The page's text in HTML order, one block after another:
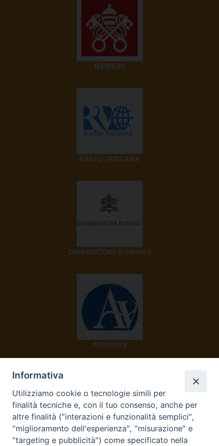
NEWS.VA
RADIO VATICANA
OSSERVATORE ROMANO
AVVENIRE
TV 2000
Informativa
Utilizziamo cookie o tecnologie simili per
finalità tecniche e, con il tuo consenso, anche per
altre finalità ("interazioni e funzionalità semplici",
"miglioramento dell'esperienza", "misurazione" e
"targeting e pubblicità") come specificato nella